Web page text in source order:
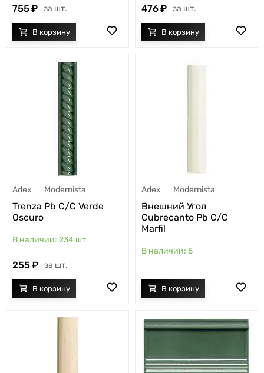
755 шт. 476 шт.
Adex Modernista
Trenza Pb C/C Verde
Oscuro
234 шт.
255 шт.
Adex Modernista
Внешний Угол
Cubrecanto Pb C/C
Marfil
5